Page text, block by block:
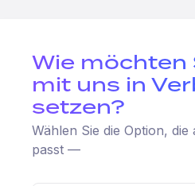
Wie möchten
mit uns in
setzen?
Wählen Sie die Option,
passt —